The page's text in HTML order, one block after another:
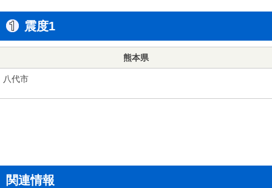
震度1
熊本県
八代市
関連情報